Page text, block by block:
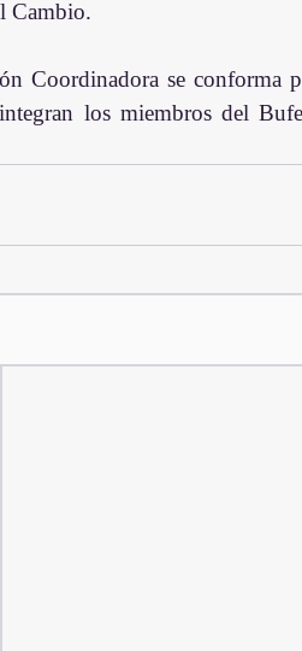
Cambio.
Coordinadora se conforma
los miembros del